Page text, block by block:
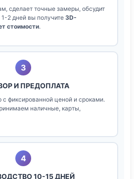
сделает точные замеры, обсудит
2 дней вы получите 3D-
стоимости.
3
И ПРЕДОПЛАТА
фиксированной ценой и сроками.
наличные, карты,
4
10-15 ДНЕЙ